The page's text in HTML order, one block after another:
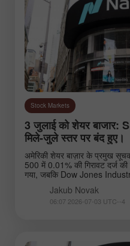
Stock Markets
3 जुलाई को शेयर
मिले-जुले स्तर पर बंद हुए।
अमेरिकी शेयर बाज़ार के प्रमुख
500 में 0.01% की गिरावट दर्ज
गया, जबकि Dow Jones
Jakub Novak
06:07 2026-07-03 UTC--4